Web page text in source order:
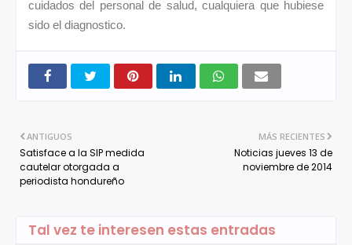
cuidados del personal de salud, cualquiera que hubiese
sido el diagnostico.
MÁS RECIENTES
Noticias jueves 13 de
noviembre de 2014
ANTIGUOS
Satisface a la SIP medida
cautelar otorgada a
periodista hondureño
Tal vez te interesen estas entradas